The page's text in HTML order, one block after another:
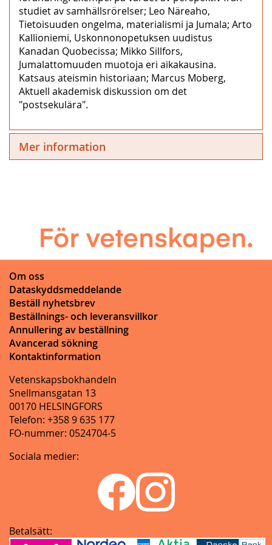
studiet av samhällsrörelser; Leo Näreaho,
Tietoisuuden ongelma, materialismi ja Jumala; Arto
Kallioniemi, Uskonnonopetuksen uudistus
Kanadan Quobecissa; Mikko Sillfors,
Jumalattomuuden muotoja eri aikakausina.
Katsaus ateismin historiaan; Marcus Moberg,
Aktuell akademisk diskussion om det
"postsekulära".
Mer information
Om oss
Dataskyddsmeddelande
Beställ nyhetsbrev
Beställnings- och leveransvillkor
Annullering av beställning
Avancerad sökning
Kontaktinformation
Vetenskapsbokhandeln
Snellmansgatan 13
00170 HELSINGFORS
Telefon: +358 9 635 177
FO-nummer: 0524704-5
Sociala medier:
Betalsätt: